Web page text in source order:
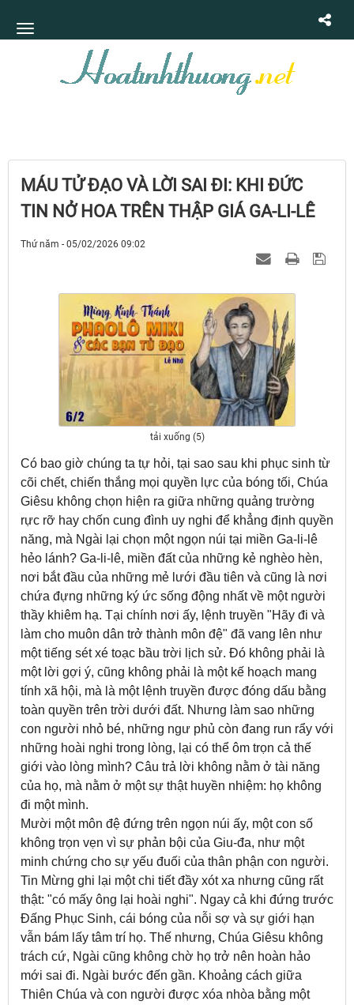
MÁU TỬ ĐẠO VÀ LỜI SAI ĐI: KHI ĐỨC
TIN NỞ HOA TRÊN THẬP GIÁ GA-LI-LÊ
Thứ năm - 05/02/2026 09:02
tải xuống (5)
Có bao giờ chúng ta tự hỏi, tại sao sau khi phục sinh từ
cõi chết, chiến thắng mọi quyền lực của bóng tối, Chúa
Giêsu không chọn hiện ra giữa những quảng trường
rực rỡ hay chốn cung đình uy nghi để khẳng định quyền
năng, mà Ngài lại chọn một ngọn núi tại miền Ga-li-lê
hẻo lánh? Ga-li-lê, miền đất của những kẻ nghèo hèn,
nơi bắt đầu của những mẻ lưới đầu tiên và cũng là nơi
chứa đựng những ký ức sống động nhất về một người
thầy khiêm hạ. Tại chính nơi ấy, lệnh truyền "Hãy đi và
làm cho muôn dân trở thành môn đệ" đã vang lên như
một tiếng sét xé toạc bầu trời lịch sử. Đó không phải là
một lời gợi ý, cũng không phải là một kế hoạch mang
tính xã hội, mà là một lệnh truyền được đóng dấu bằng
toàn quyền trên trời dưới đất. Nhưng làm sao những
con người nhỏ bé, những ngư phủ còn đang run rẩy với
những hoài nghi trong lòng, lại có thể ôm trọn cả thế
giới vào lòng mình? Câu trả lời không nằm ở tài năng
của họ, mà nằm ở một sự thật huyền nhiệm: họ không
đi một mình.
Mười một môn đệ đứng trên ngọn núi ấy, một con số
không trọn vẹn vì sự phản bội của Giu-đa, như một
minh chứng cho sự yếu đuối của thân phận con người.
Tin Mừng ghi lại một chi tiết đầy xót xa nhưng cũng rất
thật: "có mấy ông lại hoài nghi". Ngay cả khi đứng trước
Đấng Phục Sinh, cái bóng của nỗi sợ và sự giới hạn
vẫn bám lấy tâm trí họ. Thế nhưng, Chúa Giêsu không
trách cứ, Ngài cũng không chờ họ trở nên hoàn hảo
mới sai đi. Ngài bước đến gần. Khoảng cách giữa
Thiên Chúa và con người được xóa nhòa bằng một